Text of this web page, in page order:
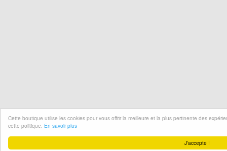
J'accepte !
Cette boutique utilise les cookies pour vous offrir la meilleure et la plus pertinente des
cette politique. En savoir plus